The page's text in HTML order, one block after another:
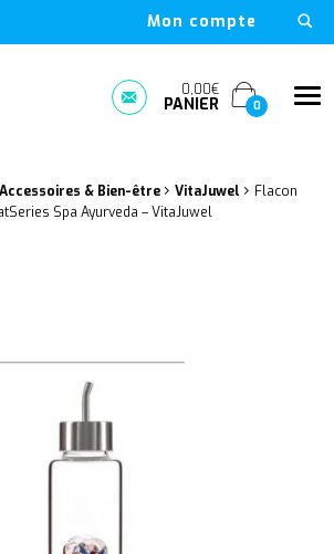
Mon compte
nage, bulle et boutique en ligne à
Prendre rendez-vous
0,00€
PANIER 0
Accessoires & Bien-être › VitaJuwel › Flacon
Spa Ayurveda – VitaJuwel